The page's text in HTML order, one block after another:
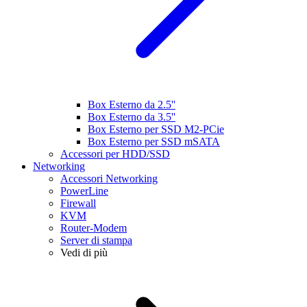
Box Esterno da 2.5''
Box Esterno da 3.5''
Box Esterno per SSD M2-PCie
Box Esterno per SSD mSATA
Accessori per HDD/SSD
Networking
Accessori Networking
PowerLine
Firewall
KVM
Router-Modem
Server di stampa
Vedi di più